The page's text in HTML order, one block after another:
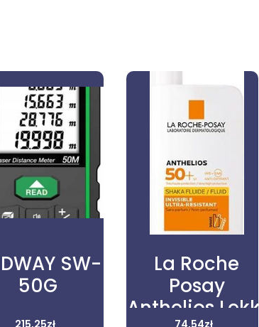
SW-
50G
215,25zł
La Roche
Posay
Anthelios Lekki
74,54zł